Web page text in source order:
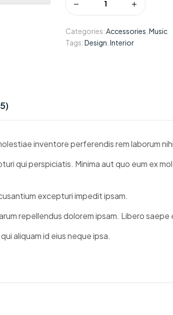
Categories:Accessories Music
Tags:Design Interior
inventore perferendis rem laborum
qui perspiciatis. Minima aut quo eum ex
excepturi impedit ipsam.
repellendus dolorem ipsam. Libero
aliquam id eius neque ipsa.